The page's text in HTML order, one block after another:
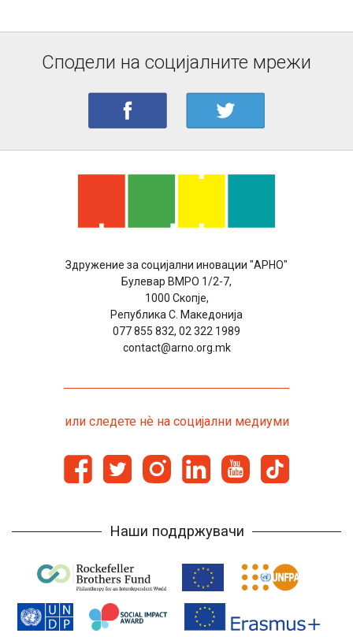
Сподели на социјалните мрежи
Здружение за социјални иновации "АРНО"
Булевар ВМРО 1/2-7,
1000 Скопје,
Република С. Македонија
077 855 832, 02 322 1989
contact@arno.org.mk
или следете нѐ на социјални медиуми
Наши поддржувачи